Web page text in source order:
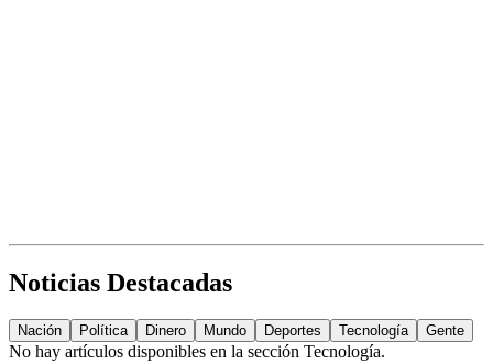
Noticias Destacadas
Nación Política Dinero Mundo Deportes Tecnología Gente
No hay artículos disponibles en la sección Tecnología.